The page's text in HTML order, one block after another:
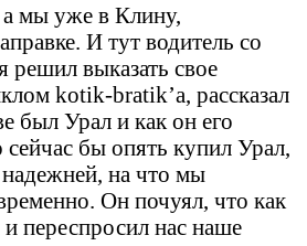
а мы уже в Клину,
И тут водитель со
решил выказать свое
kotik-bratik’а, рассказал
был Урал и как он его
сейчас бы опять купил Урал,
на что мы
Он почуял, что как
и переспросил нас наше